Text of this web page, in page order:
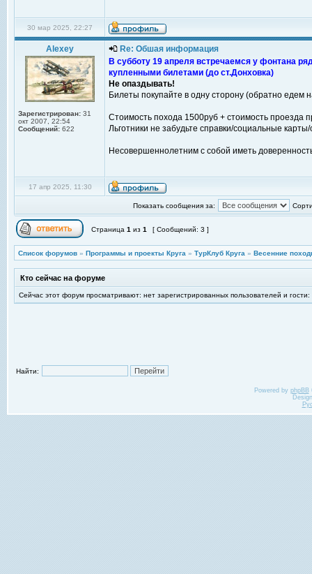
30 мар 2025, 22:27
Alexey
Зарегистрирован: 31
окт 2007, 22:54
Сообщений: 622
Re: Обшая информация
В субботу 19 апреля встречаемся у фонтана
купленными билетами (до ст.Донховка)
Не опаздывать!
Билеты покупайте в одну сторону (обратно едем
Стоимость похода 1500руб + стоимость проезда
Льготники не забудьте справки/социальные
Несовершеннолетним с собой иметь
17 апр 2025, 11:30
Показать сообщения за:
Страница 1 из 1 [ Сообщений: 3 ]
Список форумов » Программы и проекты Круга » ТурКлуб Круга » Весенние
Кто сейчас на форуме
Сейчас этот форум просматривают: нет зарегистрированных пользователей и гости:
Найти:
Powered by phpBB